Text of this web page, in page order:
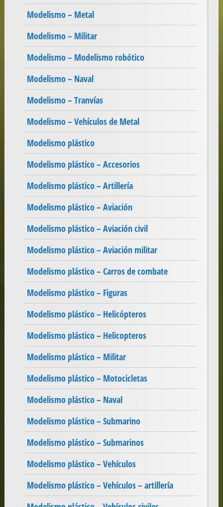
Modelismo – Metal
Modelismo – Militar
Modelismo – Modelismo robótico
Modelismo – Naval
Modelismo – Tranvías
Modelismo – Vehículos de Metal
Modelismo plástico
Modelismo plástico – Accesorios
Modelismo plástico – Artillería
Modelismo plástico – Aviación
Modelismo plástico – Aviación civil
Modelismo plástico – Aviación militar
Modelismo plástico – Carros de combate
Modelismo plástico – Figuras
Modelismo plástico – Helicópteros
Modelismo plástico – Helicopteros
Modelismo plástico – Militar
Modelismo plástico – Motocicletas
Modelismo plástico – Naval
Modelismo plástico – Submarino
Modelismo plástico – Submarinos
Modelismo plástico – Vehículos
Modelismo plástico – Vehículos – artillería